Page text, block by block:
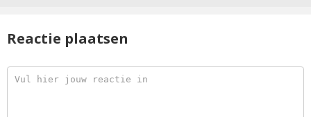
Reactie plaatsen